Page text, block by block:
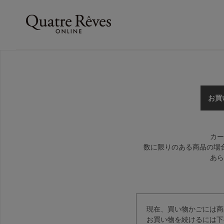
お買
カ
数に限りのある商品の場
あ
現在、買い物かごには
お買い物を続けるには